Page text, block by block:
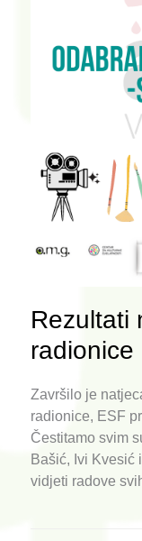
Rezultati
radionice
Završilo je
radionice, ESF
Čestitamo svim
Bašić, Ivi Kvesić
vidjeti radove